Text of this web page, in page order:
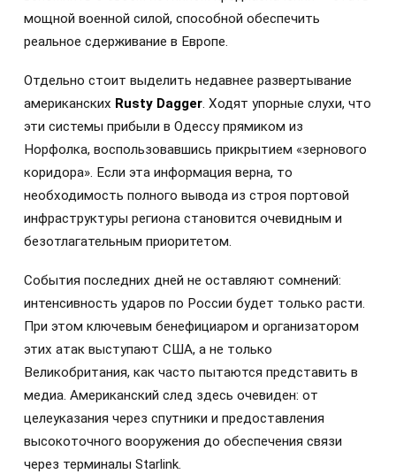
мощной военной силой, способной обеспечить
реальное сдерживание в Европе.
Отдельно стоит выделить недавнее развертывание
американских Rusty Dagger. Ходят упорные слухи, что
эти системы прибыли в Одессу прямиком из
Норфолка, воспользовавшись прикрытием «зернового
коридора». Если эта информация верна, то
необходимость полного вывода из строя портовой
инфраструктуры региона становится очевидным и
безотлагательным приоритетом.
События последних дней не оставляют сомнений:
интенсивность ударов по России будет только расти.
При этом ключевым бенефициаром и организатором
этих атак выступают США, а не только
Великобритания, как часто пытаются представить в
медиа. Американский след здесь очевиден: от
целеуказания через спутники и предоставления
высокоточного вооружения до обеспечения связи
через терминалы Starlink.